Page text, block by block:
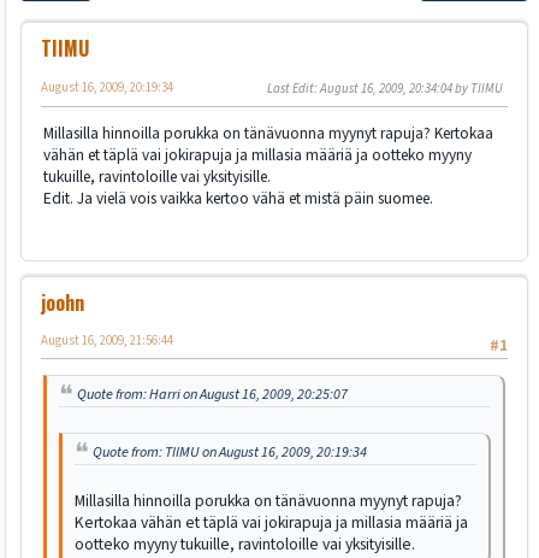
TIIMU
August 16, 2009, 20:19:34 Last Edit: August 16, 2009, 20:34:04 by TIIMU
Millasilla hinnoilla porukka on tänävuonna myynyt rapuja? Kertokaa
vähän et täplä vai jokirapuja ja millasia määriä ja ootteko myyny
tukuille, ravintoloille vai yksityisille.
Edit. Ja vielä vois vaikka kertoo vähä et mistä päin suomee.
joohn
#1
August 16, 2009, 21:56:44
Quote from: Harri on August 16, 2009, 20:25:07
Quote from: TIIMU on August 16, 2009, 20:19:34
Millasilla hinnoilla porukka on tänävuonna myynyt rapuja?
Kertokaa vähän et täplä vai jokirapuja ja millasia määriä ja
ootteko myyny tukuille, ravintoloille vai yksityisille.